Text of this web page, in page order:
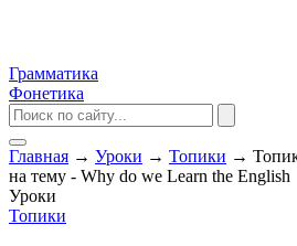
Грамматика
Фонетика
Главная → Уроки → Топики →
на тему - Why do we Learn the English
Уроки
Топики